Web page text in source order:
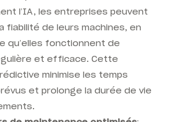
l’IA, les entreprises peuvent
fiabilité de leurs machines, en
qu’elles fonctionnent de
et efficace. Cette
minimise les temps
et prolonge la durée de vie